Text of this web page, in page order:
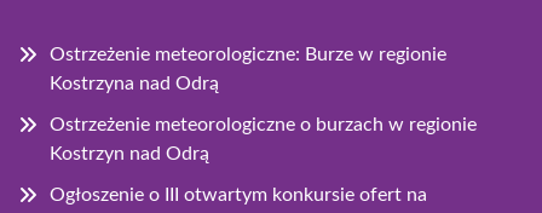
Ostrzeżenie meteorologiczne: Burze w regionie
Kostrzyna nad Odrą
Ostrzeżenie meteorologiczne o burzach w regionie
Kostrzyn nad Odrą
Ogłoszenie o III otwartym konkursie ofert na